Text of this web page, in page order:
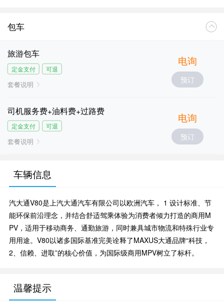
包车
旅游包车
定金支付 可退
套餐说明
电询
预订
司机服务费+油料费+过路费
定金支付 可退
套餐说明
电询
预订
车辆信息
汽大通V80是上汽大通汽车有限公司以欧洲汽车， 1 设计标准、节
能环保前沿理念，并结合舒适驾乘体验为消费者倾力打造的商用M
PV，适用于移动商务、通勤旅游，同时兼具城市物流和特殊行业专
用用途。V80以诸多国际基准完美诠释了MAXUS大通品牌“科技，
2、信赖、进取”的核心价值，为国际级商用MPV树立了标杆。
温馨提示